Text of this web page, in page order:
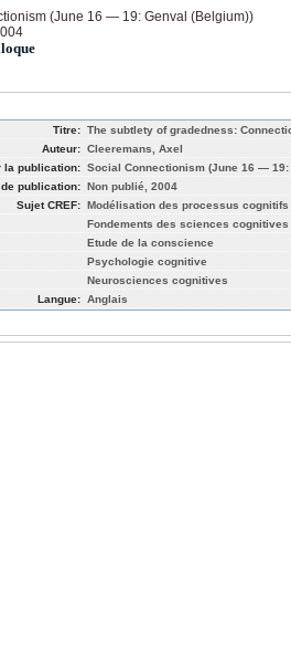
(June 16 — 19: Genval (Belgium))
Titre: The subtlety of gradedness:
Auteur: Cleeremans, Axel
la publication: Social Connectionism (June 16 — 19:
publication: Non publié, 2004
Sujet CREF: Modélisation des processus cognitifs
Fondements des sciences cognitives
Etude de la conscience
Psychologie cognitive
Neurosciences cognitives
Langue: Anglais